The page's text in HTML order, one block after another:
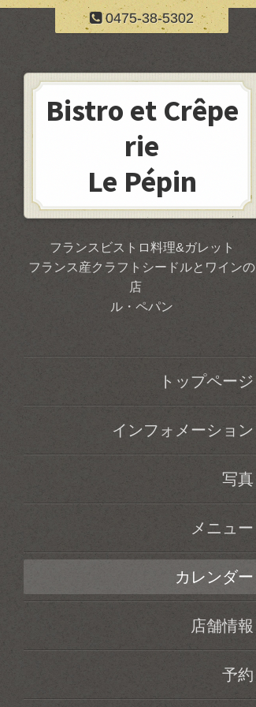
0475-38-5302
Bistro et Crêpe
rie
Le Pépin
フランスビストロ料理&ガレット
フランス産クラフトシードルとワインの
店
ル・ペパン
トップページ
インフォメーション
写真
メニュー
カレンダー
店舗情報
予約